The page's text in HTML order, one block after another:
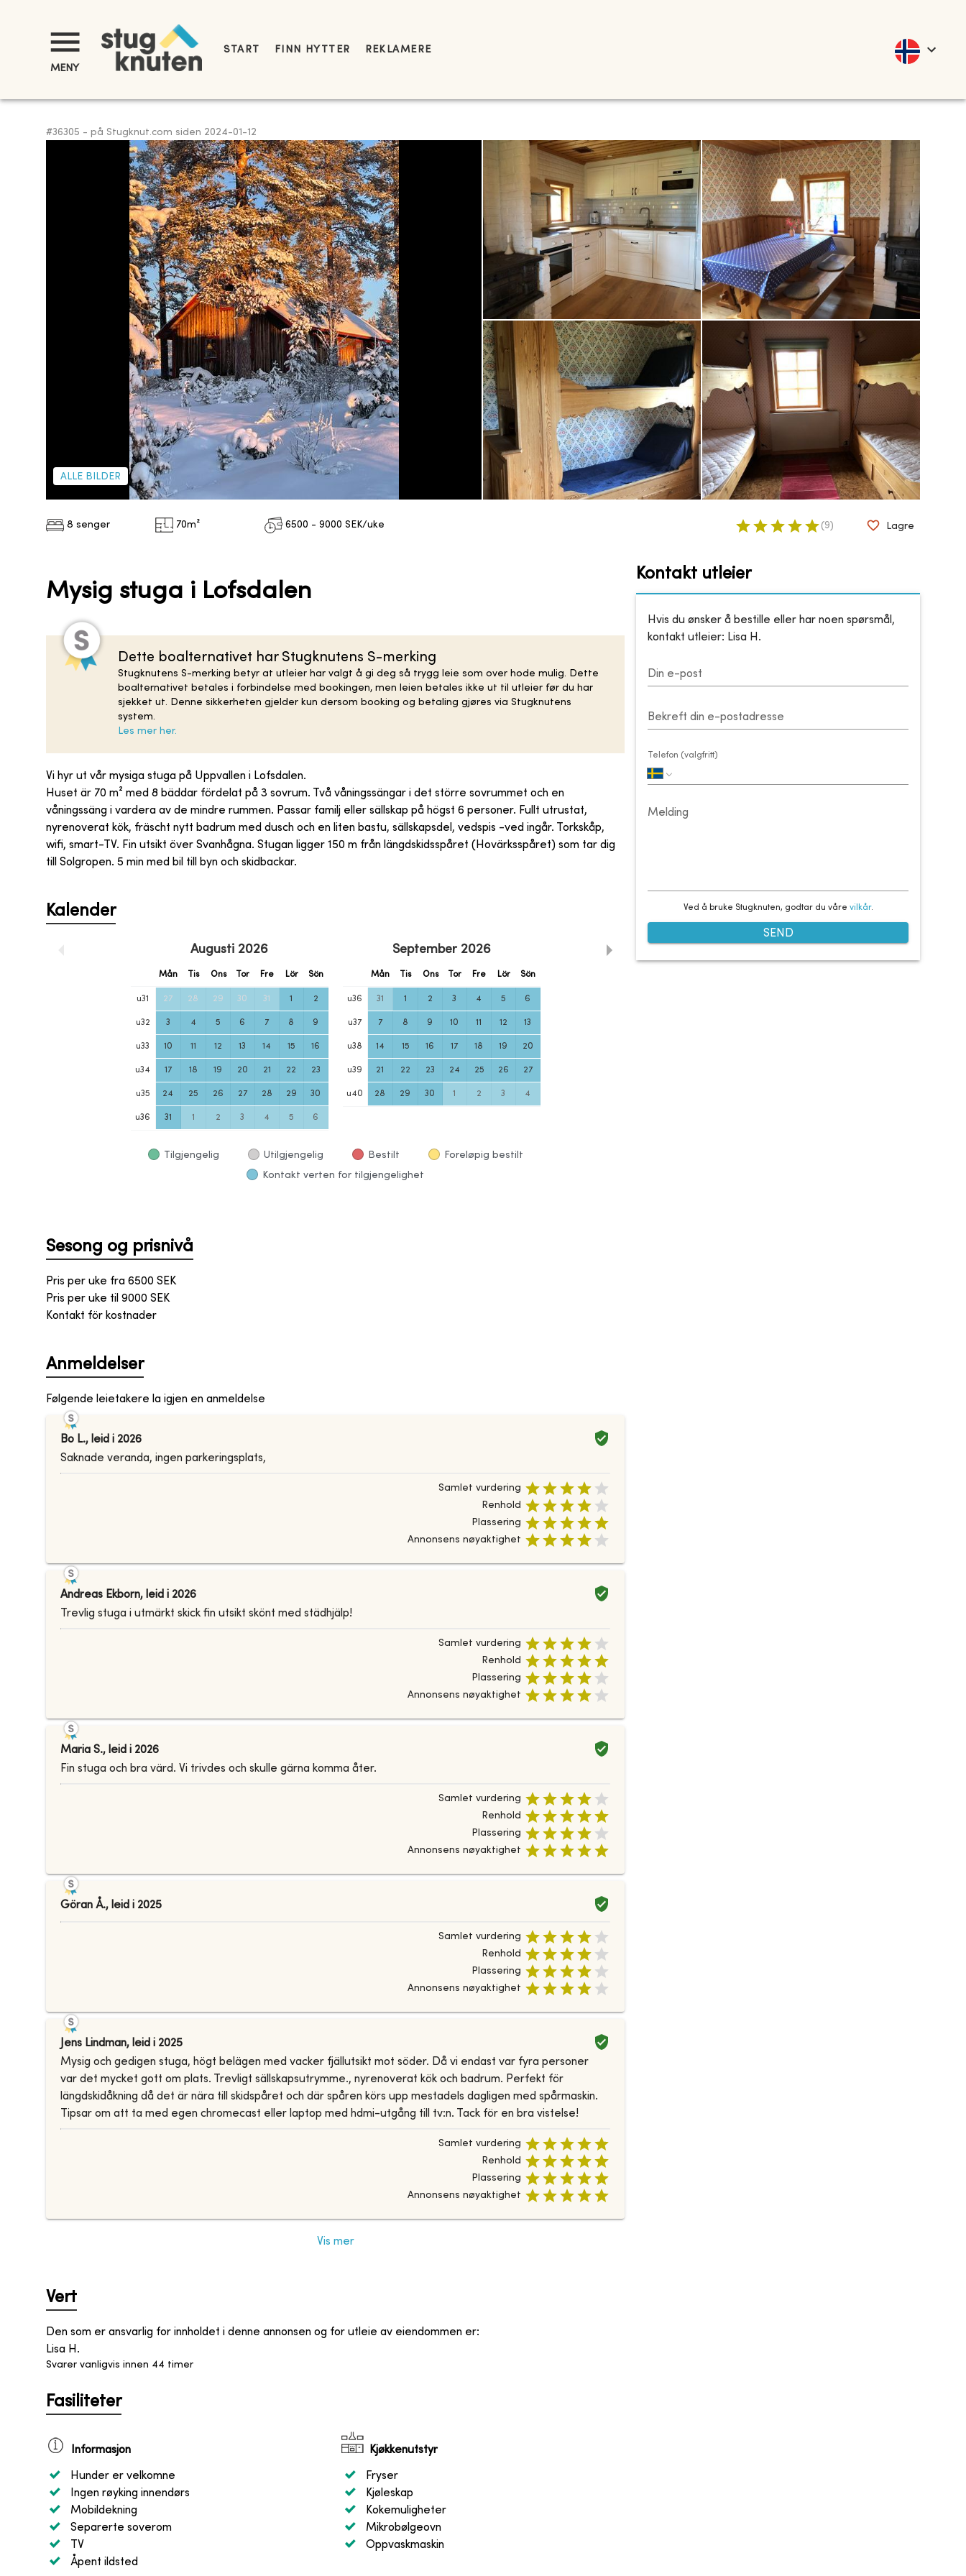
MENY
START FINN HYTTER REKLAMERE
#36305 - på Stugknut.com siden 2024-01-12
ALLE BILDER
8 senger 70m² 6500 - 9000 SEK/uke ( 9 ) Lagre
Mysig stuga i Lofsdalen
Dette boalternativet har Stugknutens S-merking
Stugknutens S-merking betyr at utleier har valgt å gi deg så trygg leie som over hode mulig. Dette
boalternativet betales i forbindelse med bookingen, men leien betales ikke ut til utleier før du har
sjekket ut. Denne sikkerheten gjelder kun dersom booking og betaling gjøres via Stugknutens
system.
Les mer her.
Vi hyr ut vår mysiga stuga på Uppvallen i Lofsdalen.
Huset är 70 m² med 8 bäddar fördelat på 3 sovrum. Två våningssängar i det större sovrummet och en
våningssäng i vardera av de mindre rummen. Passar familj eller sällskap på högst 6 personer. Fullt utrustat,
nyrenoverat kök, fräscht nytt badrum med dusch och en liten bastu, sällskapsdel, vedspis -ved ingår. Torkskåp,
wifi, smart-TV. Fin utsikt över Svanhågna. Stugan ligger 150 m från längdskidsspåret (Hovärksspåret) som tar dig
till Solgropen. 5 min med bil till byn och skidbackar.
Kalender
Augusti 2026
Mån Tis Ons Tor Fre Lör Sön
u31 27 28 29 30 31 1 2
u32 3 4 5 6 7 8 9
u33 10 11 12 13 14 15 16
u34 17 18 19 20 21 22 23
u35 24 25 26 27 28 29 30
u36 31 1 2 3 4 5 6
September 2026
Mån Tis Ons Tor Fre Lör Sön
u36 31 1 2 3 4 5 6
u37 7 8 9 10 11 12 13
u38 14 15 16 17 18 19 20
u39 21 22 23 24 25 26 27
u40 28 29 30 1 2 3 4
Tilgjengelig Utilgjengelig Bestilt Foreløpig bestilt
Kontakt verten for tilgjengelighet
Sesong og prisnivå
Pris per uke fra 6500 SEK
Pris per uke til 9000 SEK
Kontakt för kostnader
Anmeldelser
Følgende leietakere la igjen en anmeldelse
Bo L., leid i 2026
Saknade veranda, ingen parkeringsplats,
Samlet vurdering
Renhold
Plassering
Annonsens nøyaktighet
Andreas Ekborn, leid i 2026
Trevlig stuga i utmärkt skick fin utsikt skönt med städhjälp!
Samlet vurdering
Renhold
Plassering
Annonsens nøyaktighet
Maria S., leid i 2026
Fin stuga och bra värd. Vi trivdes och skulle gärna komma åter.
Samlet vurdering
Renhold
Plassering
Annonsens nøyaktighet
Göran Å., leid i 2025
Samlet vurdering
Renhold
Plassering
Annonsens nøyaktighet
Jens Lindman, leid i 2025
Mysig och gedigen stuga, högt belägen med vacker fjällutsikt mot söder. Då vi endast var fyra personer
var det mycket gott om plats. Trevligt sällskapsutrymme., nyrenoverat kök och badrum. Perfekt för
längdskidåkning då det är nära till skidspåret och där spåren körs upp mestadels dagligen med spårmaskin.
Tipsar om att ta med egen chromecast eller laptop med hdmi-utgång till tv:n. Tack för en bra vistelse!
Samlet vurdering
Renhold
Plassering
Annonsens nøyaktighet
Vis mer
Vert
Den som er ansvarlig for innholdet i denne annonsen og for utleie av eiendommen er:
Lisa H.
Svarer vanligvis innen 44 timer
Fasiliteter
Informasjon
Hunder er velkomne
Ingen røyking innendørs
Mobildekning
Separerte soverom
TV
Åpent ildsted
Kjøkkenutstyr
Fryser
Kjøleskap
Kokemuligheter
Mikrobølgeovn
Oppvaskmaskin
Kontakt utleier
Hvis du ønsker å bestille eller har noen spørsmål,
kontakt utleier: Lisa H.
Din e-post
Bekreft din e-postadresse
Telefon (valgfritt)
Melding
Ved å bruke Stugknuten, godtar du våre vilkår.
SEND